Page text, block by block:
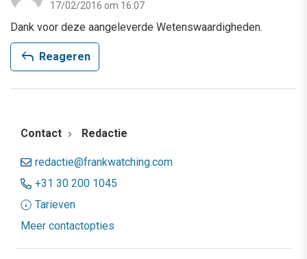
17/02/2016 om 16:07
Dank voor deze aangeleverde Wetenswaardigheden.
reply Reageren
Contact Redactie
redactie@frankwatching.com
+31 30 200 1045
Tarieven
Meer contactopties